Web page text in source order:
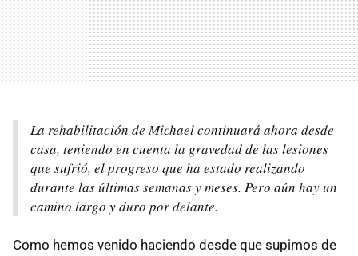
La rehabilitación de Michael continuará ahora desde
casa, teniendo en cuenta la gravedad de las lesiones
que sufrió, el progreso que ha estado realizando
durante las últimas semanas y meses. Pero aún hay un
camino largo y duro por delante.
Como hemos venido haciendo desde que supimos de